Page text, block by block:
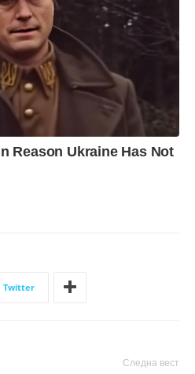
Twitter
Следна вест